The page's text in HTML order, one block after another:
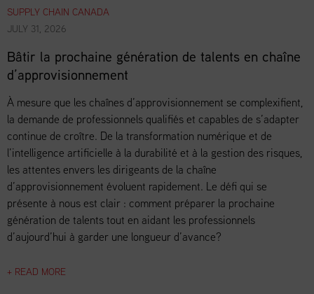
SUPPLY CHAIN CANADA
JULY 31, 2026
Bâtir la prochaine génération de talents en chaîne
d’approvisionnement
À mesure que les chaînes d’approvisionnement se complexifient,
la demande de professionnels qualifiés et capables de s’adapter
continue de croître. De la transformation numérique et de
l’intelligence artificielle à la durabilité et à la gestion des risques,
les attentes envers les dirigeants de la chaîne
d’approvisionnement évoluent rapidement. Le défi qui se
présente à nous est clair : comment préparer la prochaine
génération de talents tout en aidant les professionnels
d’aujourd’hui à garder une longueur d’avance?
+ READ MORE